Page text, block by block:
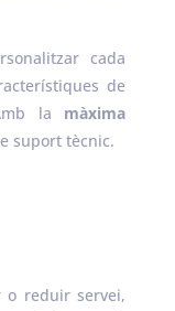
cada
de
la màxima
suport tècnic.
reduir servei,